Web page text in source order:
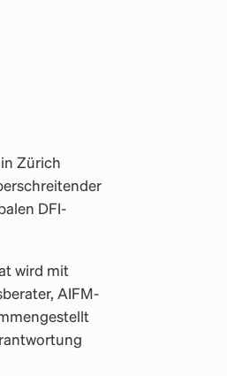
Zürich
DFI-
wird mit
AIFM-